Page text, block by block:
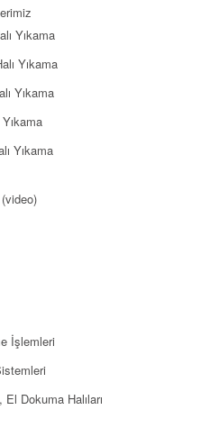
Yıkama
Yıkama
Yıkama
Yıkama
İşlemleri
Dokuma Halıları